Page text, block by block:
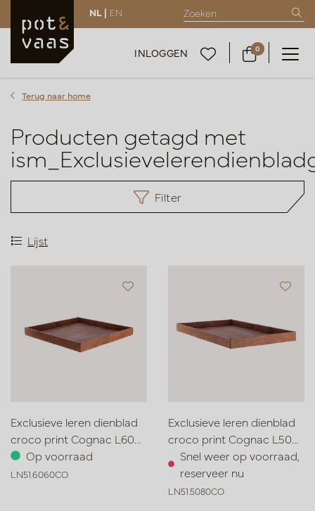
NL | EN
INLOGGEN 0
Terug naar home
Producten getagd met
Filter
Lijst
Exclusieve leren dienblad
croco print Cognac L60
B60 H6
Op voorraad
LN51.6060CO
Exclusieve leren dienblad
croco print Cognac L50
B80 H6
Snel weer op voorraad,
reserveer nu
LN51.5080CO